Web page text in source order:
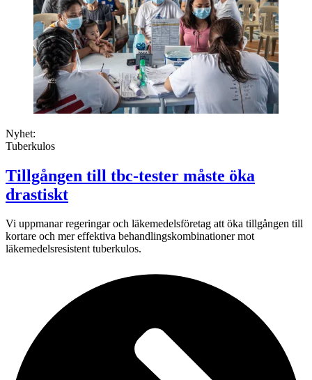
Nyhet:
Tuberkulos
Tillgången till tbc-tester måste öka
drastiskt
Vi uppmanar regeringar och läkemedelsföretag att öka tillgången till
kortare och mer effektiva behandlingskombinationer mot
läkemedelsresistent tuberkulos.